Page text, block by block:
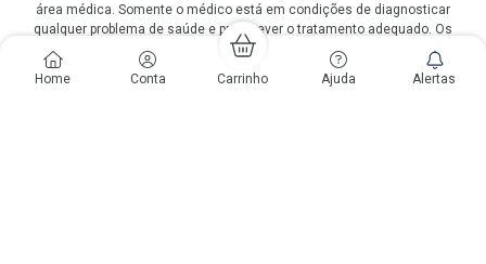
Home Conta Carrinho Ajuda Alertas
área médica. Somente o médico está em condições de diagnosticar
qualquer problema de saúde e prescrever o tratamento adequado. Os
preços e as promoções são válidos apenas para compras via internet. As
fotos contidas em nosso site são meramente ilustrativas. *Preços e
disponibilidade sujeitos a alterações no decorrer do dia. Antibióticos e